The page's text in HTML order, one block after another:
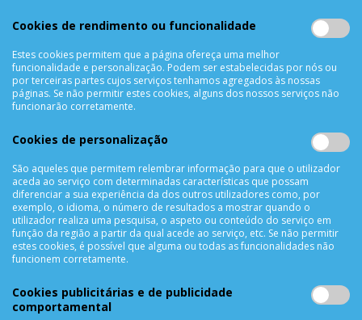
Termos & Condições
Política de Privacidade
Trocas & Devoluções
Métodos de Pagamento
Resolução de Litígios
Livro de reclamações
APOIO AO CLIENTE
Criar Conta
As Minhas Encomendas
Lista de Desejos
Solicitar uma Devolução
Expedição
Cookies de rendimento ou funcionalidade
Estes cookies permitem que a página ofereça uma melhor
funcionalidade e personalização. Podem ser estabelecidas por nós ou
por terceiras partes cujos serviços tenhamos agregados às nossas
páginas. Se não permitir estes cookies, alguns dos nossos serviços não
funcionarão corretamente.
Cookies de personalização
São aqueles que permitem relembrar informação para que o utilizador
aceda ao serviço com determinadas características que possam
diferenciar a sua experiência da dos outros utilizadores como, por
exemplo, o idioma, o número de resultados a mostrar quando o
utilizador realiza uma pesquisa, o aspeto ou conteúdo do serviço em
função da região a partir da qual acede ao serviço, etc. Se não permitir
estes cookies, é possível que alguma ou todas as funcionalidades não
funcionem corretamente.
Cookies publicitárias e de publicidade
comportamental